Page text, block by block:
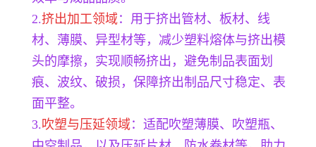
2.挤出加工领域 ：用于挤出管材、板材、线
材、薄膜、异型材等，减少塑料熔体与挤出模
头的摩擦，实现顺畅挤出，避免制品表面划
痕、波纹、破损，保障挤出制品尺寸稳定、表
面平整。
3.吹塑与压延领域 ：适配吹塑薄膜、吹塑瓶、